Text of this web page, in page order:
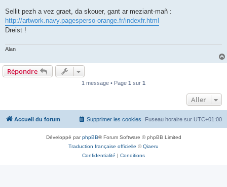
Sellit pezh a vez graet, da skouer, gant ar meziant-mañ :
http://artwork.navy.pagesperso-orange.fr/indexfr.html
Dreist !
Alan
Répondre
1 message • Page 1 sur 1
Aller
Accueil du forum Fuseau horaire sur UTC+01:00
Supprimer les cookies
Développé parphpBB® Forum Software © phpBB Limited
Traduction française officielle ©Qiaeru
Confidentialité | Conditions